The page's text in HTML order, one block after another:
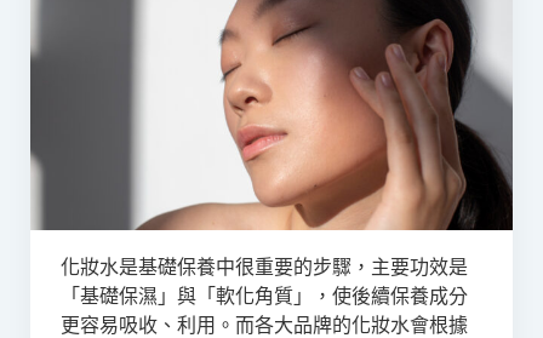
化妝水是基礎保養中很重要的步驟，主要功效是
「基礎保濕」與「軟化角質」，使後續保養成分
更容易吸收、利用。而各大品牌的化妝水會根據